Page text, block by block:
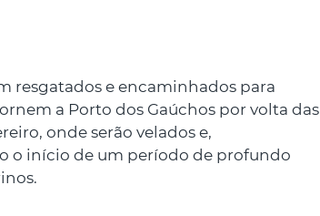
resgatados e encaminhados para
a Porto dos Gaúchos por volta das
onde serão velados e,
o início de um período de profundo